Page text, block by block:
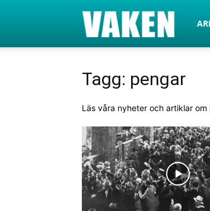
Tagg: pengar
Läs våra nyheter och artiklar om